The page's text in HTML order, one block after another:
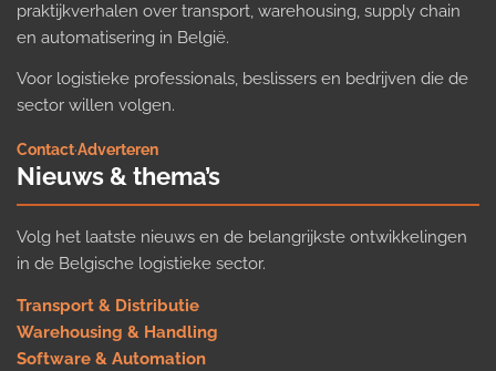
praktijkverhalen over transport, warehousing, supply chain
en automatisering in België.
Voor logistieke professionals, beslissers en bedrijven die de
sector willen volgen.
Contact·Adverteren
Nieuws & thema’s
Volg het laatste nieuws en de belangrijkste ontwikkelingen
in de Belgische logistieke sector.
Transport & Distributie
Warehousing & Handling
Software & Automation